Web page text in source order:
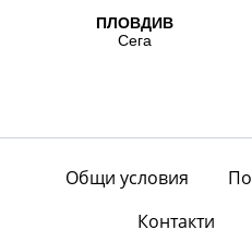
Общи условия
Контакти